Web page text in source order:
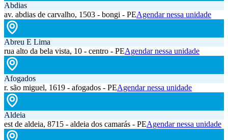
Abdias
av. abdias de carvalho, 1503 - bongi - PEAgendar nessa unidade
Abreu E Lima
rua alto da bela vista, 10 - centro - PEAgendar nessa unidade
Afogados
r. são miguel, 1619 - afogados - PEAgendar nessa unidade
Aldeia
est de aldeia, 8715 - aldeia dos camarás - PEAgendar nessa unidade